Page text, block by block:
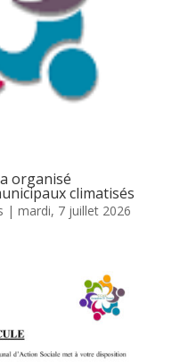
a organisé
climatisés
| mardi, 7 juillet 2026